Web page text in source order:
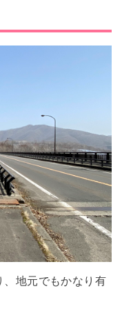
、地元でもかなり有